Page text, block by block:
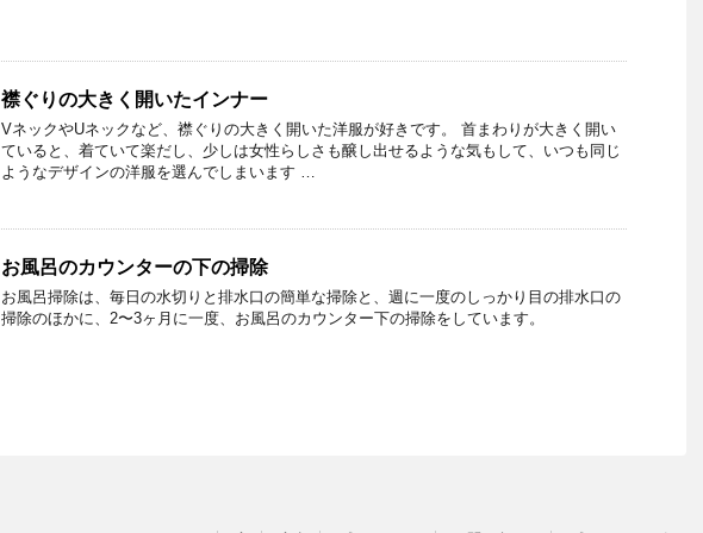
襟ぐりの大きく開いたインナー
VネックやUネックなど、襟ぐりの大きく開いた洋服が好きです。 首まわりが大きく開い
ていると、着ていて楽だし、少しは女性らしさも醸し出せるような気もして、いつも同じ
ようなデザインの洋服を選んでしまいます …
お風呂のカウンターの下の掃除
お風呂掃除は、毎日の水切りと排水口の簡単な掃除と、週に一度のしっかり目の排水口の
掃除のほかに、2〜3ヶ月に一度、お風呂のカウンター下の掃除をしています。